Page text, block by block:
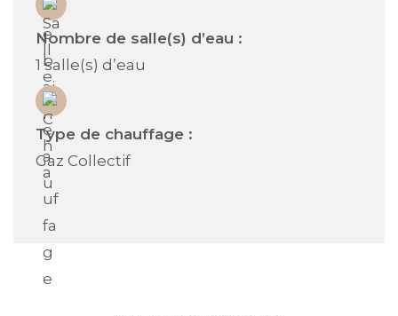
Nombre de salle(s) d’eau :
1 salle(s) d’eau
Type de chauffage :
Gaz Collectif